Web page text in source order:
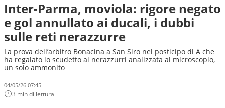
Inter-Parma, moviola: rigore negato
e gol annullato ai ducali, i dubbi
sulle reti nerazzurre
La prova dell’arbitro Bonacina a San Siro nel posticipo di A che
ha regalato lo scudetto ai nerazzurri analizzata al microscopio,
un solo ammonito
04/05/26 07:45
3 min di lettura